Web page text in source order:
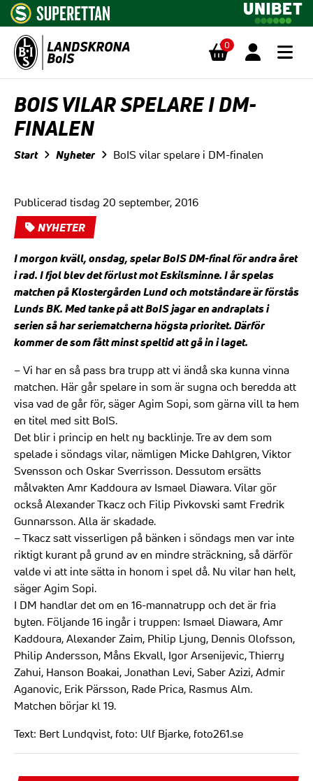
0
BOIS VILAR SPELARE I DM-
FINALEN
Start Nyheter BoIS vilar spelare i DM-finalen
Publicerad tisdag 20 september, 2016
NYHETER
I morgon kväll, onsdag, spelar BoIS DM-final för andra året
i rad. I fjol blev det förlust mot Eskilsminne. I år spelas
matchen på Klostergården Lund och motståndare är förstås
Lunds BK. Med tanke på att BoIS jagar en andraplats i
serien så har seriematcherna högsta prioritet. Därför
kommer de som fått minst speltid att gå in i laget.
– Vi har en så pass bra trupp att vi ändå ska kunna vinna
matchen. Här går spelare in som är sugna och beredda att
visa vad de går för, säger Agim Sopi, som gärna vill ta hem
en titel med sitt BoIS.
Det blir i princip en helt ny backlinje. Tre av dem som
spelade i söndags vilar, nämligen Micke Dahlgren, Viktor
Svensson och Oskar Sverrisson. Dessutom ersätts
målvakten Amr Kaddoura av Ismael Diawara. Vilar gör
också Alexander Tkacz och Filip Pivkovski samt Fredrik
Gunnarsson. Alla är skadade.
– Tkacz satt visserligen på bänken i söndags men var inte
riktigt kurant på grund av en mindre sträckning, så därför
valde vi att inte sätta in honom i spel då. Nu vilar han helt,
säger Agim Sopi.
I DM handlar det om en 16-mannatrupp och det är fria
byten. Följande 16 ingår i truppen: Ismael Diawara, Amr
Kaddoura, Alexander Zaim, Philip Ljung, Dennis Olofsson,
Philip Andersson, Måns Ekvall, Igor Arsenijevic, Thierry
Zahui, Hanson Boakai, Jonathan Levi, Saber Azizi, Admir
Aganovic, Erik Pärsson, Rade Prica, Rasmus Alm.
Matchen börjar kl 19.
Text: Bert Lundqvist, foto: Ulf Bjarke, foto261.se